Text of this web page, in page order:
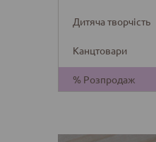
Дитяча творчість
Канцтовари
% Розпродаж